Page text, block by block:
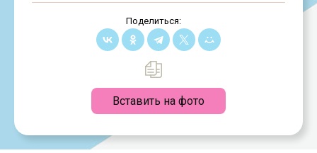
Поделиться:
Вставить на фото